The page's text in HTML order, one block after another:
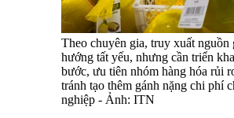
Theo chuyên gia, truy xuất nguồn
hướng tất yếu, nhưng cần triển
bước, ưu tiên nhóm hàng hóa rủi
tránh tạo thêm gánh nặng chi phí
nghiệp - Ảnh: ITN